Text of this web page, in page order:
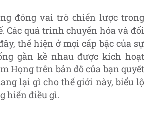
đóng vai trò chiến lược trong
Các quá trình chuyển hóa và đổi
thể hiện ở mọi cấp bậc của sự
gần kề nhau được kích hoạt
Họng trên bản đồ của bạn quyết
lại gì cho thế giới này, biểu lộ
hiến điều gì.